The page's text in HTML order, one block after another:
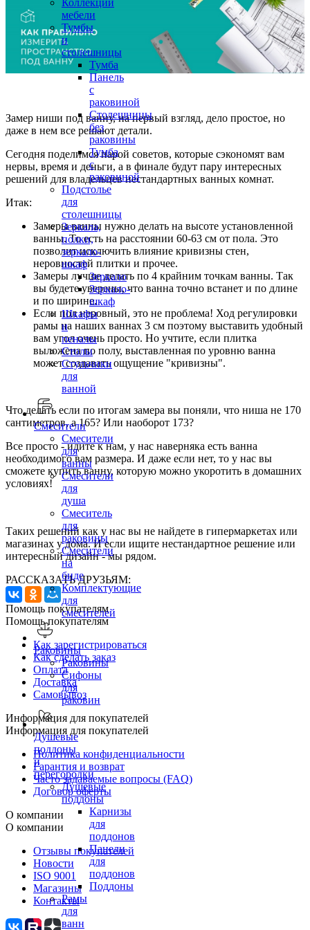
Коллекции
мебели
Тумбы
и
столешницы
Тумба
Панель
с
раковиной
Столешницы
без
раковины
Тумба
с
раковиной
Подстолье
для
столешницы
Зеркала,
полки,
зеркало-
шкаф
Зеркало
Зеркало-
шкаф
Шкафы
и
пеналы
Столы
Стульчики
для
ванной
Смесители
Смесители
для
ванны
Смесители
для
душа
Смеситель
для
раковины
Смесители
на
биде
Комплектующие
для
смесителей
Раковины
Раковины
Сифоны
для
раковин
Душевые
поддоны
и
перегородки
Душевые
поддоны
Карнизы
для
поддонов
Панели
для
поддонов
Поддоны
Рамы
для
ванн
Замер ниши под ванну, на первый взгляд, дело простое, но
даже в нем все решают детали.
Сегодня поделимся парой советов, которые сэкономят вам
нервы, время и деньги, а в финале будут пару интересных
решений для владельцев нестандартных ванных комнат.
Итак:
Замеры ванны нужно делать на высоте установленной
ванны. То есть на расстоянии 60-63 см от пола. Это
позволит исключить влияние кривизны стен,
неровностей плитки и прочее.
Замеры лучше делать по 4 крайним точкам ванны. Так
вы будете уверены, что ванна точно встанет и по длине
и по ширине.
Если пол неровный, это не проблема! Ход регулировки
рамы на наших ваннах 3 см поэтому выставить удобный
вам угол очень просто. Но учтите, если плитка
выложена по полу, выставленная по уровню ванна
может создавать ощущение "кривизны".
Что делать если по итогам замера вы поняли, что ниша не 170
сантиметров, а 165? Или наоборот 173?
Все просто - идите к нам, у нас наверняка есть ванна
необходимого вам размера. И даже если нет, то у нас вы
сможете купить ванну, которую можно укоротить в домашних
условиях!
Таких решений как у нас вы не найдете в гипермаркетах или
магазинах у дома. И если ищите нестандартное решение или
интересный дизайн - мы рядом.
РАССКАЗАТЬ ДРУЗЬЯМ:
Помощь покупателям
Помощь покупателям
Как зарегистрироваться
Как сделать заказ
Оплата
Доставка
Самовывоз
Информация для покупателей
Информация для покупателей
Политика конфиденциальности
Гарантия и возврат
Часто задаваемые вопросы (FAQ)
Договор оферты
О компании
О компании
Отзывы покупателей
Новости
ISO 9001
Магазины
Контакты